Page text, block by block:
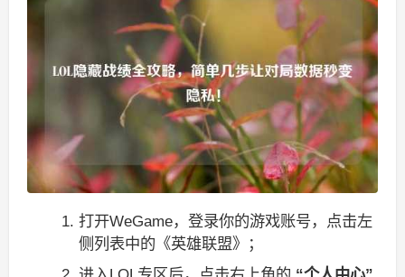
打开WeGame，登录你的游戏账号，点击左
侧列表中的《英雄联盟》；